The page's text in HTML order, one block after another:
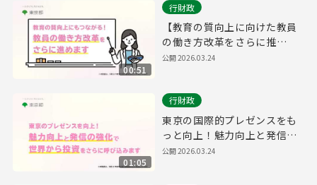
00:51
行財政
【教育の質向上に向けた教員
の働き方改革をさらに推
進！】
公開2026.03.24
01:05
行財政
東京の国際的プレゼンスをも
っと向上！魅力向上と発信の
強化で、世界から投資をさら
公開2026.03.24